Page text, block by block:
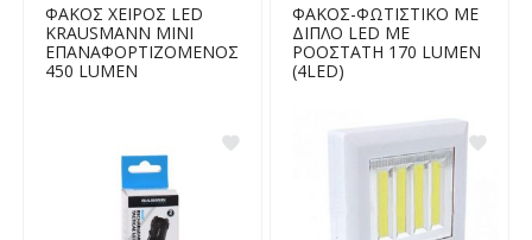
ΦΑΚΟΣ ΧΕΙΡΟΣ LED
KRAUSMANN ΜΙΝΙ
ΕΠΑΝΑΦΟΡΤΙΖΟΜΕΝΟΣ
450 LUMEN
ΦΑΚΟΣ-ΦΩΤΙΣΤΙΚΟ ΜΕ
ΔΙΠΛΟ LED ΜΕ
ΡΟΟΣΤΑΤΗ 170 LUMEN
(4LED)